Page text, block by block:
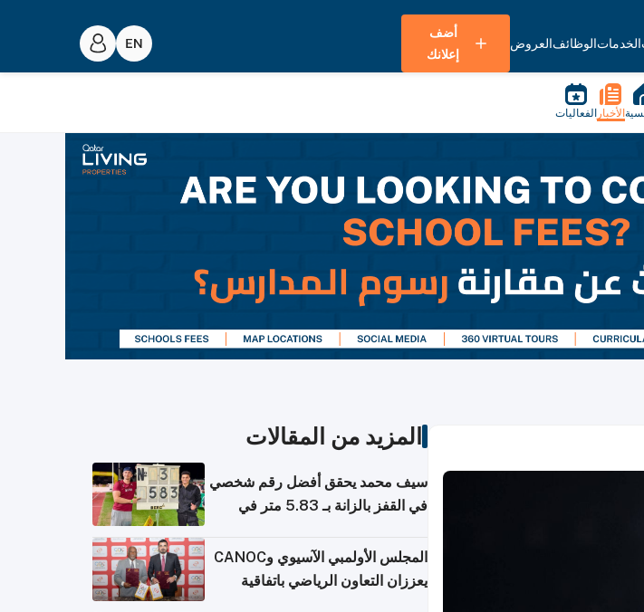
الخدماتالوظائفالعروض
أضف
إعلانك
الأخبار الفعاليات
المزيد من المقالات
سيف محمد يحقق أفضل رقم شخصي
في القفز بالزانة بـ 5.83 متر في
المجلس الأولمبي الآسيوي وCANOC
يعززان التعاون الرياضي باتفاقية